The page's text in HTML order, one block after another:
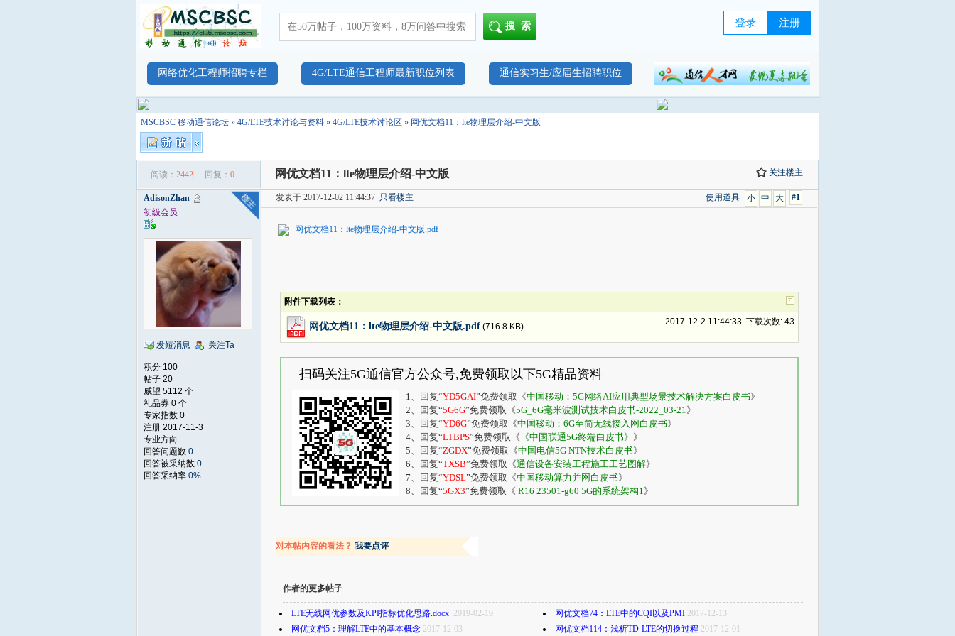
搜索 登录 注册
网络优化工程师招聘专栏 4G/LTE通信工程师最新职位列表 通信实习生/应届生招聘职位
MSCBSC 移动通信论坛 » 4G/LTE技术讨论与资料 » 4G/LTE技术讨论区 » 网优文档11：lte物理层介绍-中文版
阅读： 2442 回复： 0 关注楼主
网优文档11：lte物理层介绍-中文版
AdisonZhan
初级会员
发短消息 关注Ta
积分 100
帖子 20
威望 5112 个
礼品券 0 个
专家指数 0
注册 2017-11-3
专业方向
回答问题数 0
回答被采纳数 0
回答采纳率 0%
#1
大
中
小
使用道具
发表于 2017-12-02 11:44:37 只看楼主
网优文档11：lte物理层介绍-中文版.pdf
附件下载列表：
2017-12-2 11:44:33 下载次数: 43
网优文档11：lte物理层介绍-中文版.pdf (716.8 KB)
扫码关注5G通信官方公众号,免费领取以下5G精品资料
1、回复“YD5GAI”免费领取《中国移动：5G网络AI应用典型场景技术解决方案白皮书》
2、回复“5G6G”免费领取《5G_6G毫米波测试技术白皮书-2022_03-21》
3、回复“YD6G”免费领取《中国移动：6G至简无线接入网白皮书》
4、回复“LTBPS”免费领取《 《中国联通5G终端白皮书》 》
5、回复“ZGDX”免费领取《中国电信5G NTN技术白皮书》
6、回复“TXSB”免费领取《通信设备安装工程施工工艺图解》
7、回复“YDSL”免费领取《中国移动算力并网白皮书》
8、回复“5GX3”免费领取《 R16 23501-g60 5G的系统架构1》
对本帖内容的看法？ 我要点评
作者的更多帖子
LTE无线网优参数及KPI指标优化思路.docx ​ 2019-02-19 网优文档74：LTE中的CQI以及PMI 2017-12-13
网优文档5：理解LTE中的基本概念 2017-12-03 网优文档114：浅析TD-LTE的切换过程 2017-12-01